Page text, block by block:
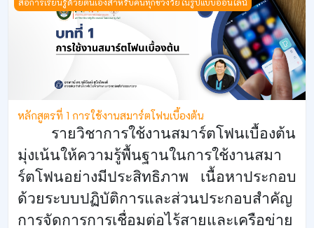
สื่อการเรียนรู้ด้วยตนเองสำหรับคนทุกช่วงวัยในรูปแบบออนไลน์
หลักสูตรที่ 1 การใช้งานสมาร์ตโฟนเบื้องต้น
รายวิชาการใช้งานสมาร์ตโฟนเบื้องต้น
มุ่งเน้นให้ความรู้พื้นฐานในการใช้งานสมา
ร์ตโฟนอย่างมีประสิทธิภาพ เนื้อหาประกอบ
ด้วยระบบปฏิบัติการและส่วนประกอบสำคัญ
การจัดการการเชื่อมต่อไร้สายและเครือข่าย